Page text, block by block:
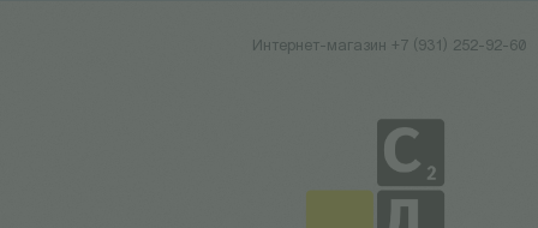
Интернет-магазин +7 (931) 252-92-60